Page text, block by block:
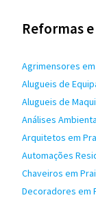
Reformas
Agrimensores
Alugueis de
Alugueis de
Análises
Arquitetos em
Automações
Chaveiros em
Decoradores em